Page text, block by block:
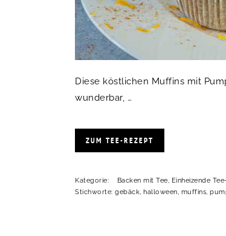
Diese köstlichen Muffins mit
wunderbar, …
ZUM TEE-REZEPT
Kategorie: Backen mit Tee, Einheizende
Stichworte: gebäck, halloween, muffins,